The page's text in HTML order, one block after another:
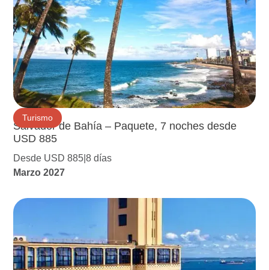
Turismo
Salvador de Bahía – Paquete, 7 noches desde
USD 885
Desde USD 885 8 días
Marzo 2027